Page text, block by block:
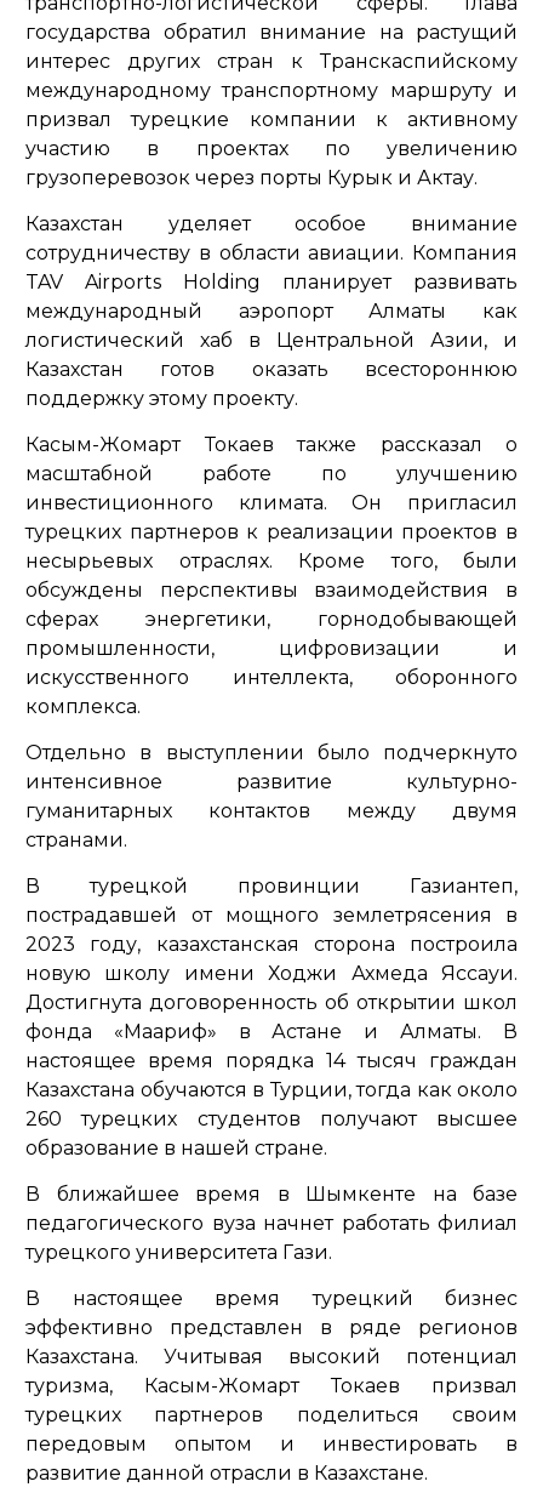
государства обратил внимание на растущий
интерес других стран к Транскаспийскому
международному транспортному маршруту и
призвал турецкие компании к активному
участию в проектах по увеличению
грузоперевозок через порты Курык и Актау.
Казахстан уделяет особое внимание
сотрудничеству в области авиации. Компания
TAV Airports Holding планирует развивать
международный аэропорт Алматы как
логистический хаб в Центральной Азии, и
Казахстан готов оказать всестороннюю
поддержку этому проекту.
Касым-Жомарт Токаев также рассказал о
масштабной работе по улучшению
инвестиционного климата. Он пригласил
турецких партнеров к реализации проектов в
несырьевых отраслях. Кроме того, были
обсуждены перспективы взаимодействия в
сферах энергетики, горнодобывающей
промышленности, цифровизации и
искусственного интеллекта, оборонного
комплекса.
Отдельно в выступлении было подчеркнуто
интенсивное развитие культурно-
гуманитарных контактов между двумя
странами.
В турецкой провинции Газиантеп,
пострадавшей от мощного землетрясения в
2023 году, казахстанская сторона построила
новую школу имени Ходжи Ахмеда Яссауи.
Достигнута договоренность об открытии школ
фонда «Маариф» в Астане и Алматы. В
настоящее время порядка 14 тысяч граждан
Казахстана обучаются в Турции, тогда как около
260 турецких студентов получают высшее
образование в нашей стране.
В ближайшее время в Шымкенте на базе
педагогического вуза начнет работать филиал
турецкого университета Гази.
В настоящее время турецкий бизнес
эффективно представлен в ряде регионов
Казахстана. Учитывая высокий потенциал
туризма, Касым-Жомарт Токаев призвал
турецких партнеров поделиться своим
передовым опытом и инвестировать в
развитие данной отрасли в Казахстане.